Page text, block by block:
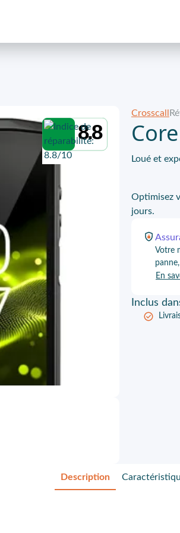
8.8
Crosscall
Loué et
Optimisez
jours.
Votre
En
Inclus
Description